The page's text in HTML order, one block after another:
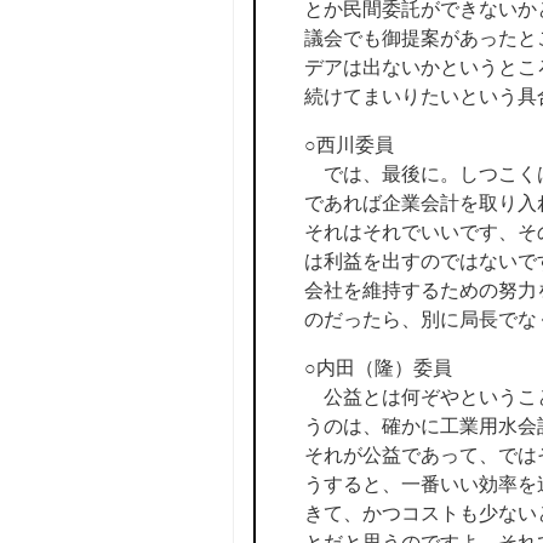
とか民間委託ができない
議会でも御提案があった
デアは出ないかというと
続けてまいりたいという
○西川委員
では、最後に。しつこく
であれば企業会計を取り
それはそれでいいです、
は利益を出すのではない
会社を維持するための努
のだったら、別に局長で
○内田（隆）委員
公益とは何ぞやというこ
うのは、確かに工業用水
それが公益であって、で
うすると、一番いい効率
きて、かつコストも少な